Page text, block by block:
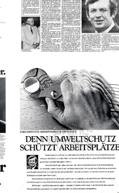
ÖVP -
Volkspartei
ÖVP -
Österreichische
Volkspartei
1981
Bild-ID: 47818
NÖ
Landesregierung
Land NÖ - NÖ
Landesregierung
1983